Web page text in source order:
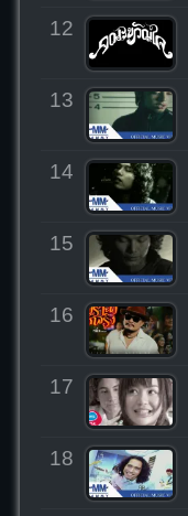
12
13
14
15
16
17
18